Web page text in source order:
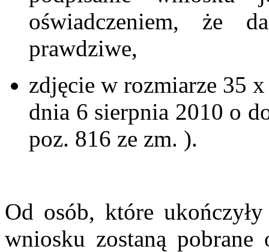
oświadczeniem, że
prawdziwe,
zdjęcie w rozmiarze 35
dnia 6 sierpnia 2010 o
poz. 816 ze zm. ).
Od osób, które
wniosku zostaną